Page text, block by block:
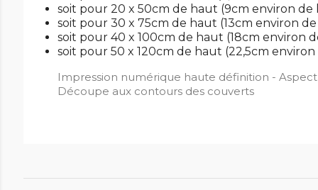
soit pour 20 x 50cm de haut (9cm environ
soit pour 30 x 75cm de haut (13cm environ
soit pour 40 x 100cm de haut (18cm environ
soit pour 50 x 120cm de haut (22,5cm
Impression numérique haute définition -
Découpe aux contours des couverts